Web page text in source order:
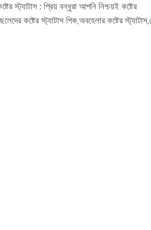
স্ট্যাটাস : প্রিয় বন্ধুরা আপনি নিশ্চয়ই কষ্টের
কষ্টের স্ট্যাটাস পিক,অবহেলার কষ্টের